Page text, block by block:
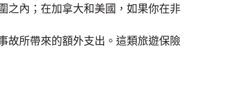
之內；在加拿大和美國，如果你在非
故所帶來的額外支出。這類旅遊保險